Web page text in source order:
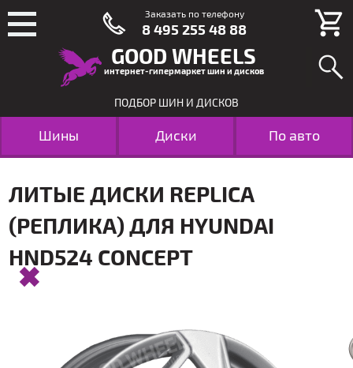
GOOD WHEELS
интернет-гипермаркет шин и дисков
ПОДБОР ШИН И ДИСКОВ
Шины Диски По авто
ЛИТЫЕ ДИСКИ REPLICA
(РЕПЛИКА) ДЛЯ HYUNDAI
HND524 CONCEPT
Заказать по телефону
8 495 255 48 88